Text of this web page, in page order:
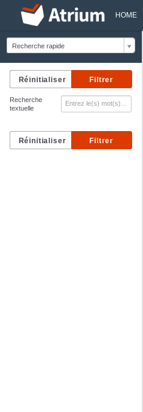
HOME
Recherche rapide
Recherche
textuelle